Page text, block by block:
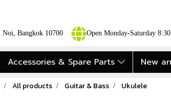
Noi, Bangkok 10700 Open Monday-Saturday
Accessories & Spare Parts New
All products Guitar & Bass Ukulele